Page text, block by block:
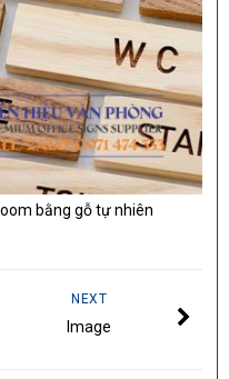
bằng gỗ tự nhiên
NEXT
Image